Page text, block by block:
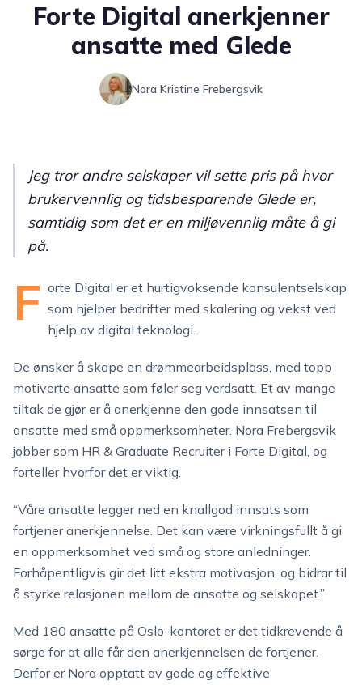
Forte Digital anerkjenner
ansatte med Glede
Nora Kristine Frebergsvik
Jeg tror andre selskaper vil sette pris på hvor
brukervennlig og tidsbesparende Glede er,
samtidig som det er en miljøvennlig måte å gi
på.
F orte Digital er et hurtigvoksende konsulentselskap
som hjelper bedrifter med skalering og vekst ved
hjelp av digital teknologi.
De ønsker å skape en drømmearbeidsplass, med topp
motiverte ansatte som føler seg verdsatt. Et av mange
tiltak de gjør er å anerkjenne den gode innsatsen til
ansatte med små oppmerksomheter. Nora Frebergsvik
jobber som HR & Graduate Recruiter i Forte Digital, og
forteller hvorfor det er viktig.
“Våre ansatte legger ned en knallgod innsats som
fortjener anerkjennelse. Det kan være virkningsfullt å gi
en oppmerksomhet ved små og store anledninger.
Forhåpentligvis gir det litt ekstra motivasjon, og bidrar til
å styrke relasjonen mellom de ansatte og selskapet.”
Med 180 ansatte på Oslo-kontoret er det tidkrevende å
sørge for at alle får den anerkjennelsen de fortjener.
Derfor er Nora opptatt av gode og effektive